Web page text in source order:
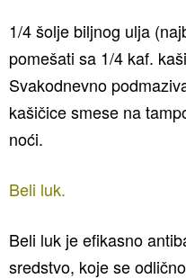
1/4 šolje biljnog ulja
pomešati sa 1/4 kaf.
Svakodnevno
kašičice smese na
noći.
Beli luk.
Beli luk je efikasno
sredstvo, koje se